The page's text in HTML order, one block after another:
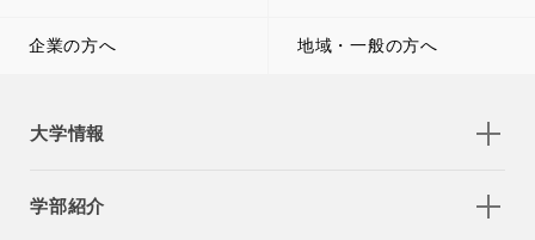
企業の方へ 地域・一般の方へ
大学情報
学部紹介